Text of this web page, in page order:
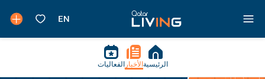
الرئيسية الأخبار الفعاليات